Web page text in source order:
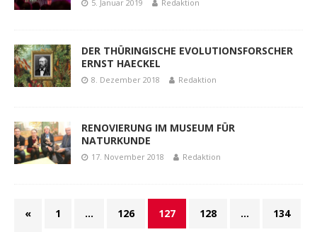
5. Januar 2019 Redaktion
DER THÜRINGISCHE EVOLUTIONSFORSCHER
ERNST HAECKEL
8. Dezember 2018 Redaktion
RENOVIERUNG IM MUSEUM FÜR
NATURKUNDE
17. November 2018 Redaktion
« 1 … 126 127 128 … 134